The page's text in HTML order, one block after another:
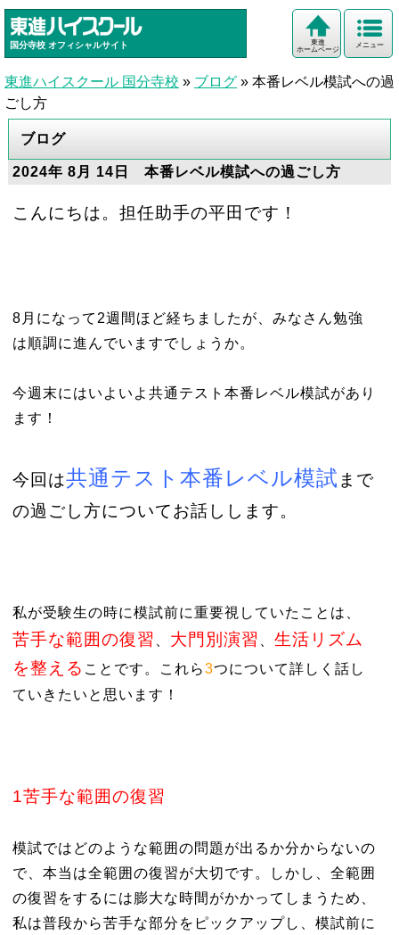
国分寺校 オフィシャルサイト メニュー
東進
ホームページ
東進ハイスクール 国分寺校 » ブログ » 本番レベル模試への過
ごし方
ブログ
2024年 8月 14日 本番レベル模試への過ごし方
こんにちは。担任助手の平田です！
8月になって2週間ほど経ちましたが、みなさん勉強
は順調に進んでいますでしょうか。
今週末にはいよいよ共通テスト本番レベル模試があり
ます！
今回は共通テスト本番レベル模試 まで
の過ごし方についてお話しします。
私が受験生の時に模試前に重要視していたことは、
苦手な範囲の復習 大門別演習
生活リズム
を整える ことです。これら3つについて詳しく話し
ていきたいと思います！
1苦手な範囲の復習
模試ではどのような範囲の問題が出るか分からないの
で、本当は全範囲の復習が大切です。しかし、全範囲
の復習をするには膨大な時間がかかってしまうため、
私は普段から苦手な部分をピックアップし、模試前に